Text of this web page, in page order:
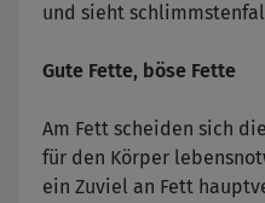
und sieht
Gute Fette, böse Fette
Am Fett scheiden sich
für den Körper
ein Zuviel an Fett